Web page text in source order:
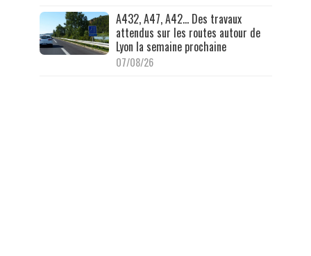
A432, A47, A42… Des travaux
attendus sur les routes autour de
Lyon la semaine prochaine
07/08/26